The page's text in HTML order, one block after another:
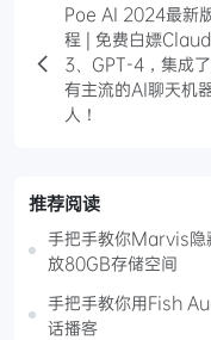
Poe AI 2024最新
程 | 免费白嫖
3、GPT-4，集成
有主流的AI聊天机
人！
推荐阅读
手把手教你Marvis隐
放80GB存储空间
手把手教你用Fish
话播客